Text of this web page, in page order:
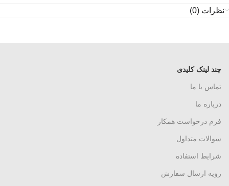
نظرات (0)
چند لینک کلیدی
تماس با ما
درباره ما
فرم درخواست همکار
سوالات متداول
شرایط استفاده
رویه ارسال سفارش